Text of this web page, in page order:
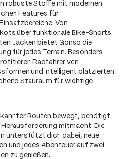
robuste Stoffe mit modernen
Features für
Von
über funktionale Bike-Shorts
Jacken bietet Gonso die
für jedes Terrain. Besonders
Radfahrer von
und intelligent platzierten
Stauraum für wichtige
Routen bewegt, benötigt
Herausforderung mitmacht. Die
unterstützt dich dabei, neue
und jedes Abenteuer auf zwei
zu genießen.